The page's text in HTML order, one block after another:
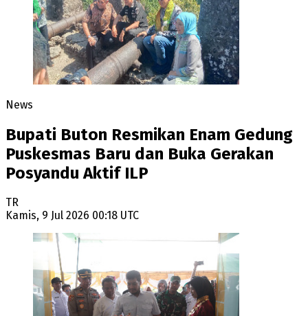
News
Bupati Buton Resmikan Enam Gedung
Puskesmas Baru dan Buka Gerakan
Posyandu Aktif ILP
TR
Kamis, 9 Jul 2026 00:18 UTC